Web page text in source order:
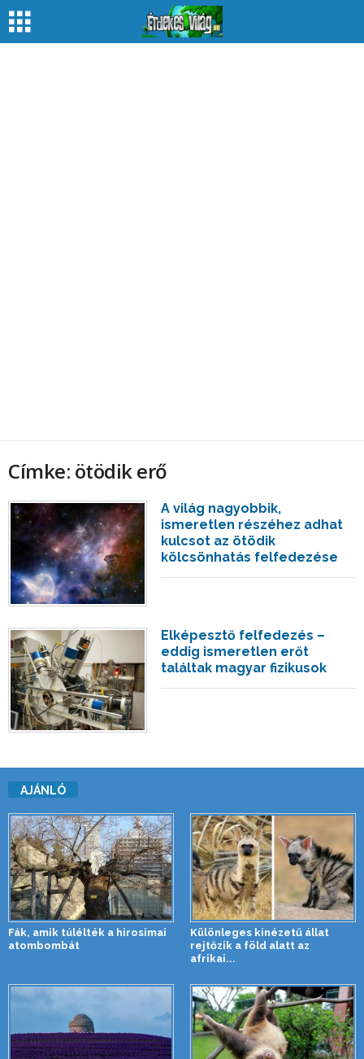
Címke: ötödik erő
A világ nagyobbik,
ismeretlen részéhez adhat
kulcsot az ötödik
kölcsönhatás felfedezése
Elképesztő felfedezés –
eddig ismeretlen erőt
találtak magyar fizikusok
AJÁNLÓ
Fák, amik túlélték a hirosimai
atombombát
Különleges kinézetű állat
rejtőzik a föld alatt az
afrikai...